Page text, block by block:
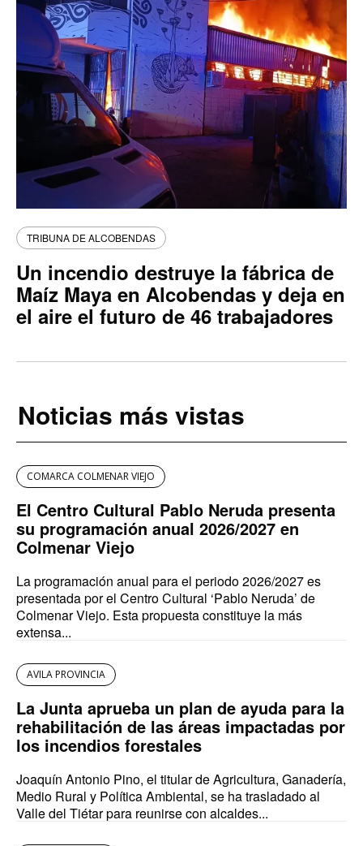
TRIBUNA DE ALCOBENDAS
Un incendio destruye la fábrica de
Maíz Maya en Alcobendas y deja en
el aire el futuro de 46 trabajadores
Noticias más vistas
COMARCA COLMENAR VIEJO
El Centro Cultural Pablo Neruda presenta
su programación anual 2026/2027 en
Colmenar Viejo
La programación anual para el periodo 2026/2027 es
presentada por el Centro Cultural ‘Pablo Neruda’ de
Colmenar Viejo. Esta propuesta constituye la más
extensa...
AVILA PROVINCIA
La Junta aprueba un plan de ayuda para la
rehabilitación de las áreas impactadas por
los incendios forestales
Joaquín Antonio Pino, el titular de Agricultura, Ganadería,
Medio Rural y Política Ambiental, se ha trasladado al
Valle del Tiétar para reunirse con alcaldes...